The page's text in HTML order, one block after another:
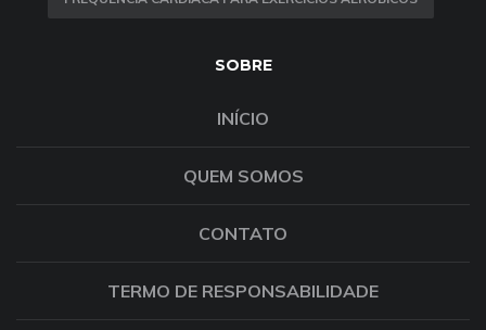
SOBRE
INÍCIO
QUEM SOMOS
CONTATO
TERMO DE RESPONSABILIDADE